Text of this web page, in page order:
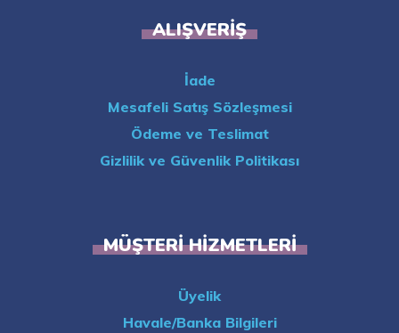
ALIŞVERIŞ
İade
Mesafeli Satış Sözleşmesi
Ödeme ve Teslimat
Gizlilik ve Güvenlik Politikası
MÜŞTERI HIZMETLERI
Üyelik
Havale/Banka Bilgileri